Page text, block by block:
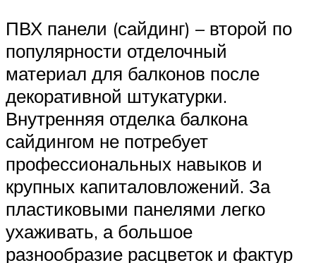
ПВХ панели (сайдинг) – второй по
популярности отделочный
материал для балконов после
декоративной штукатурки.
Внутренняя отделка балкона
сайдингом не потребует
профессиональных навыков и
крупных капиталовложений. За
пластиковыми панелями легко
ухаживать, а большое
разнообразие расцветок и фактур